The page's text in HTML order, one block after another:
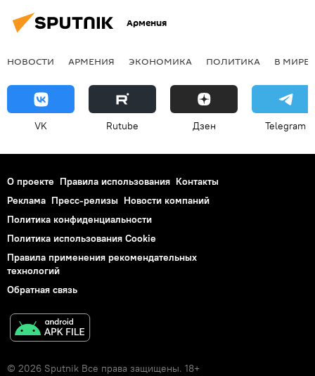
Армения
НОВОСТИ АРМЕНИЯ ЭКОНОМИКА ПОЛИТИКА В МИРЕ
VK Rutube Дзен Telegram
О проекте Правила использования Контакты
Реклама Пресс-релизы Новости компаний
Политика конфиденциальности
Политика использования Cookie
Правила применения рекомендательных
технологий
Обратная связь
© 2026 Sputnik Все права защищены. 18+